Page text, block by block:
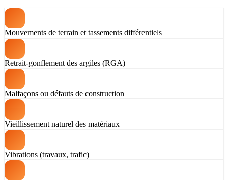
Mouvements de terrain et tassements différentiels
Retrait-gonflement des argiles (RGA)
Malfaçons ou défauts de construction
Vieillissement naturel des matériaux
Vibrations (travaux, trafic)